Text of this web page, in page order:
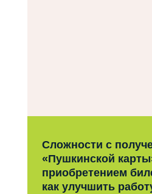
Сложности с
«Пушкинской
приобретением
как улучшить